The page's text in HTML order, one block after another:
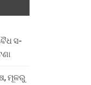
ସ-
ମୂଳରୁ